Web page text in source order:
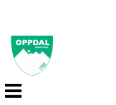
Veksle
navigasjon